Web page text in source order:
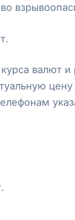
валют
цену